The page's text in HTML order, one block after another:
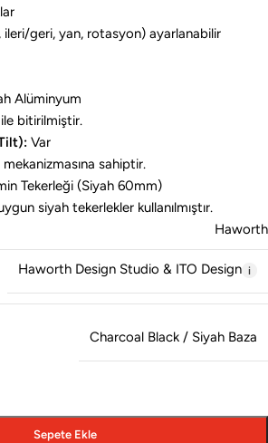
ileri/geri, yan, rotasyon) ayarlanabilir
Alüminyum
bitirilmiştir.
Var
sahiptir.
Tekerleği (Siyah 60mm)
siyah tekerlekler kullanılmıştır.
Haworth
Haworth Design Studio & ITO Design
Charcoal Black / Siyah Baza
Sepete Ekle